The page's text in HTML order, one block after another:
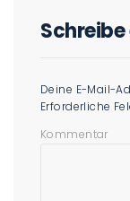
Deine E-Mail-
Erforderliche
Kommentar